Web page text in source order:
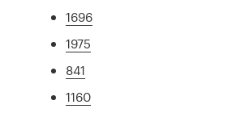
1696
1975
841
1160